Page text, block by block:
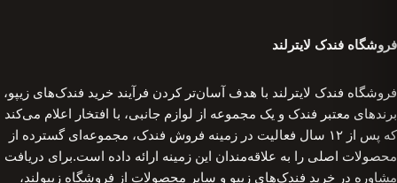
فروشگاه فندک لایترلند
فروشگاه فندک لایترلند با هدف آسان‌تر کردن فرآیند خرید فندک‌های زیپو،
برندهای معتبر فندک و یک مجموعه از لوازم جانبی، با افتخار اعلام می‌کند
که پس از ۱۲ سال فعالیت در زمینه فروش فندک، مجموعه‌ای گسترده از
محصولات اصلی را به علاقه‌مندان این زمینه ارائه داده است.برای دریافت
مشاوره در خرید فندک‌های زیپو و سایر محصولات از فروشگاه زیپولند،